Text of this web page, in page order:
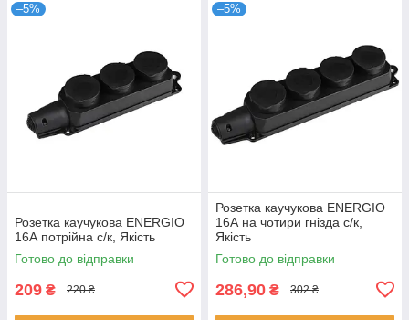
–5%
Розетка каучукова ENERGIO
16А потрійна с/к, Якість
Готово до відправки
209 ₴ 220 ₴
–5%
Розетка каучукова ENERGIO
16А на чотири гнізда с/к,
Якість
Готово до відправки
286,90 ₴ 302 ₴